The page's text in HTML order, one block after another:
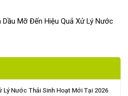
Mỡ Đến Hiệu Quả Xử Lý Nước
Lý Nước Thải Sinh Hoạt Mới Tại 2026